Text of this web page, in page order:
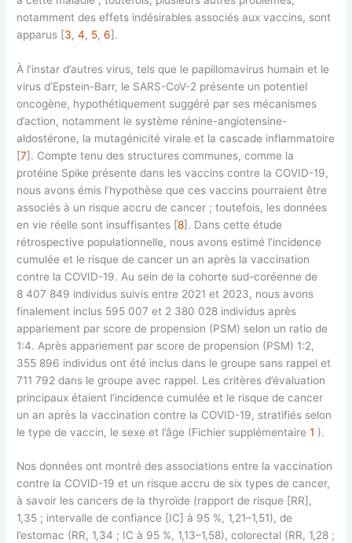
notamment des effets indésirables associés aux vaccins, sont
apparus [3,4, 5,6].
À l’instar d’autres virus, tels que le papillomavirus humain et le
virus d’Epstein-Barr, le SARS-CoV-2 présente un potentiel
oncogène, hypothétiquement suggéré par ses mécanismes
d’action, notamment le système rénine-angiotensine-
aldostérone, la mutagénicité virale et la cascade inflammatoire
[7]. Compte tenu des structures communes, comme la
protéine Spike présente dans les vaccins contre la COVID-19,
nous avons émis l’hypothèse que ces vaccins pourraient être
associés à un risque accru de cancer ; toutefois, les données
en vie réelle sont insuffisantes [8]. Dans cette étude
rétrospective populationnelle, nous avons estimé l’incidence
cumulée et le risque de cancer un an après la vaccination
contre la COVID-19. Au sein de la cohorte sud-coréenne de
8 407 849 individus suivis entre 2021 et 2023, nous avons
finalement inclus 595 007 et 2 380 028 individus après
appariement par score de propension (PSM) selon un ratio de
1:4. Après appariement par score de propension (PSM) 1:2,
355 896 individus ont été inclus dans le groupe sans rappel et
711 792 dans le groupe avec rappel. Les critères d’évaluation
principaux étaient l’incidence cumulée et le risque de cancer
un an après la vaccination contre la COVID-19, stratifiés selon
le type de vaccin, le sexe et l’âge (Fichier supplémentaire1 ).
Nos données ont montré des associations entre la vaccination
contre la COVID-19 et un risque accru de six types de cancer,
à savoir les cancers de la thyroïde (rapport de risque [RR],
1,35 ; intervalle de confiance [IC] à 95 %, 1,21–1,51), de
l’estomac (RR, 1,34 ; IC à 95 %, 1,13–1,58), colorectal (RR, 1,28 ;